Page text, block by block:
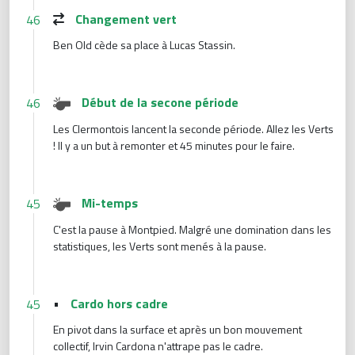
46 Changement vert
Ben Old cède sa place à Lucas Stassin.
46 Début de la secone période
Les Clermontois lancent la seconde période. Allez les Verts
! Il y a un but à remonter et 45 minutes pour le faire.
45 Mi-temps
C'est la pause à Montpied. Malgré une domination dans les
statistiques, les Verts sont menés à la pause.
45 • Cardo hors cadre
En pivot dans la surface et après un bon mouvement
collectif, Irvin Cardona n'attrape pas le cadre.